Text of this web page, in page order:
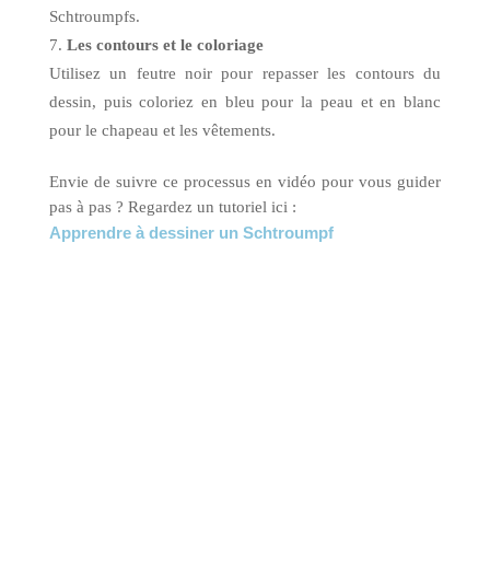
Schtroumpfs.
Les contours et le coloriage
Utilisez un feutre noir pour repasser les contours du
dessin, puis coloriez en bleu pour la peau et en blanc
pour le chapeau et les vêtements.
Envie de suivre ce processus en vidéo pour vous guider
pas à pas ? Regardez un tutoriel ici :
Apprendre à dessiner un Schtroumpf